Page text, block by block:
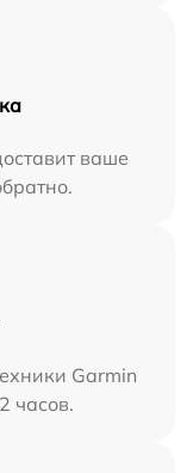
ваше
Garmin
часов.